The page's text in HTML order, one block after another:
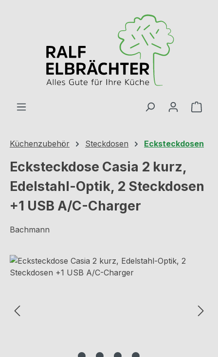
Küchenzubehör Steckdosen Ecksteckdosen
Ecksteckdose Casia 2 kurz,
Edelstahl-Optik, 2 Steckdosen
+1 USB A/C-Charger
Bachmann
Bildergalerie überspringen